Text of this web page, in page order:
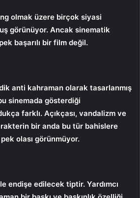
olmak üzere birçok siyasi
görünüyor. Ancak sinematik
başarılı bir film değil.
anti kahraman olarak tasarlanmış
sinemada gösterdiği
farklı. Açıkçası, vandalizm ve
bir anda bu tür bahislere
olası görünmüyor.
endişe edilecek tiptir. Yardımcı